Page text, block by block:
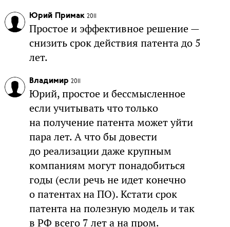
Юрий Примак 2011
Простое и эффективное решение —
снизить срок действия патента до 5
лет.
Владимир 2011
Юрий, простое и бессмысленное
если учитывать что только
на получение патента может уйти
пара лет. А что бы довести
до реализации даже крупным
компаниям могут понадобиться
годы (если речь не идет конечно
о патентах на ПО). Кстати срок
патента на полезную модель и так
в РФ всего 7 лет а на пром.